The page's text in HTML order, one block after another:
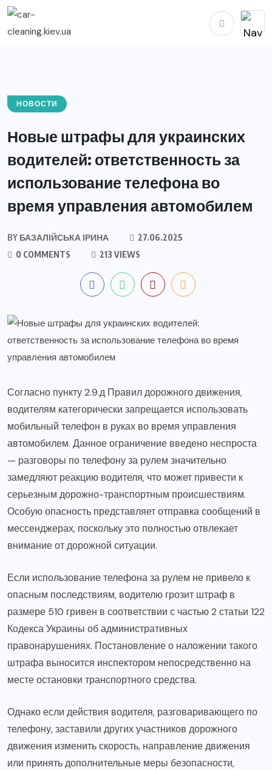
НОВОСТИ
Новые штрафы для украинских
водителей: ответственность за
использование телефона во
время управления автомобилем
BY БАЗАЛІЙСЬКА ІРИНА
27.06.2025
0 COMMENTS
213 VIEWS
Согласно пункту 2.9.д Правил дорожного движения,
водителям категорически запрещается использовать
мобильный телефон в руках во время управления
автомобилем. Данное ограничение введено неспроста
— разговоры по телефону за рулем значительно
замедляют реакцию водителя, что может привести к
серьезным дорожно-транспортным происшествиям.
Особую опасность представляет отправка сообщений в
мессенджерах, поскольку это полностью отвлекает
внимание от дорожной ситуации.
Если использование телефона за рулем не привело к
опасным последствиям, водителю грозит штраф в
размере 510 гривен в соответствии с частью 2 статьи 122
Кодекса Украины об административных
правонарушениях. Постановление о наложении такого
штрафа выносится инспектором непосредственно на
месте остановки транспортного средства.
Однако если действия водителя, разговаривающего по
телефону, заставили других участников дорожного
движения изменить скорость, направление движения
или принять дополнительные меры безопасности,